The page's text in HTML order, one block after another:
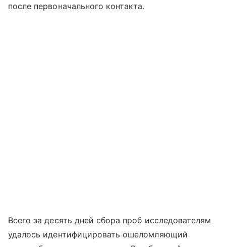
после первоначального контакта.
Всего за десять дней сбора проб исследователям
удалось идентифицировать ошеломляющий